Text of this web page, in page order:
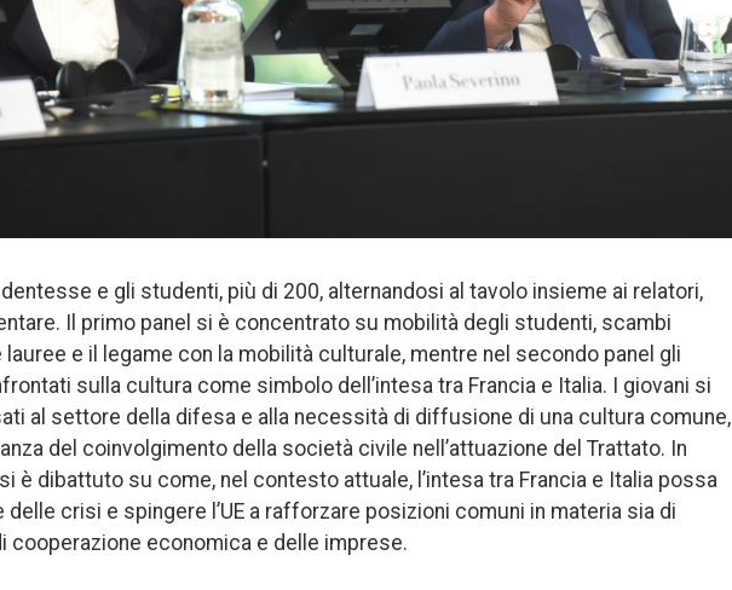
e gli studenti, più di 200, alternandosi al tavolo insieme ai relatori,
Il primo panel si è concentrato su mobilità degli studenti, scambi
e il legame con la mobilità culturale, mentre nel secondo panel gli
sulla cultura come simbolo dell’intesa tra Francia e Italia. I giovani si
al settore della difesa e alla necessità di diffusione di una cultura comune,
del coinvolgimento della società civile nell’attuazione del Trattato. In
è dibattuto su come, nel contesto attuale, l’intesa tra Francia e Italia possa
delle crisi e spingere l’UE a rafforzare posizioni comuni in materia sia di
cooperazione economica e delle imprese.